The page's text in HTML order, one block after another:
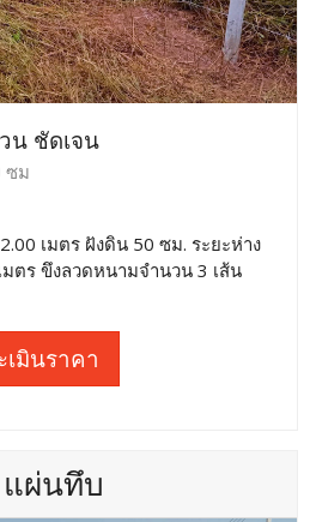
น ชัดเจน
ซม
เมตร ฝังดิน 50 ซม. ระยะห่าง
มตร ขึงลวดหนามจำนวน 3 เส้น
มินราคา
แผ่นทึบ